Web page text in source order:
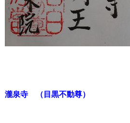
瀧泉寺 （目黒不動尊）